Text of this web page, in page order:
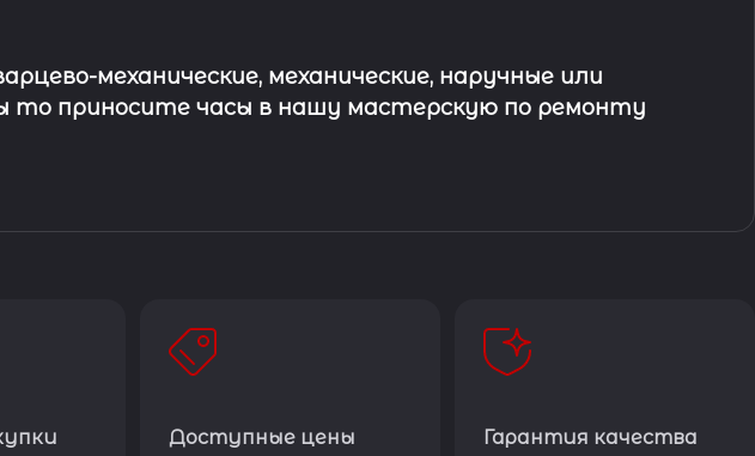
механические, механические, наручные или
то приносите часы в нашу мастерскую по ремонту
Доступные цены Гарантия качества